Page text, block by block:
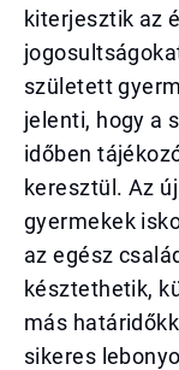
kiterjesztik az
született
jelenti, hogy a
időben
keresztül. Az
gyermekek
az egész
késztethetik,
más
sikeres